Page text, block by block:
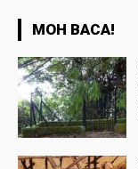
MOH BACA!